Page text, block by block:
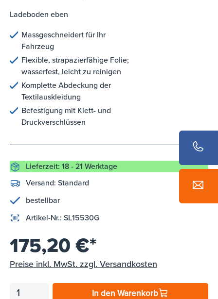
Ladeboden eben
Massgeschneidert für Ihr
Fahrzeug
Flexible, strapazierfähige Folie;
wasserfest, leicht zu reinigen
Komplette Abdeckung der
Textilauskleidung
Befestigung mit Klett- und
Druckverschlüssen
Lieferzeit: 18 - 21 Werktage
Versand: Standard
bestellbar
Artikel-Nr.: SL15530G
175,20 €*
Preise inkl. MwSt. zzgl. Versandkosten
In den Warenkorb